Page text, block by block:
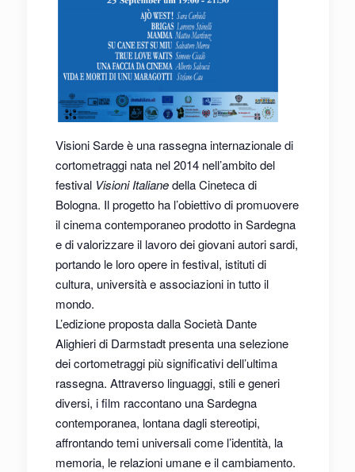
Visioni Sarde è una rassegna internazionale di
cortometraggi nata nel 2014 nell’ambito del
festival Visioni Italianedella Cineteca di
Bologna. Il progetto ha l’obiettivo di promuovere
il cinema contemporaneo prodotto in Sardegna
e di valorizzare il lavoro dei giovani autori sardi,
portando le loro opere in festival, istituti di
cultura, università e associazioni in tutto il
mondo.
L’edizione proposta dalla Società Dante
Alighieri di Darmstadt presenta una selezione
dei cortometraggi più significativi dell’ultima
rassegna. Attraverso linguaggi, stili e generi
diversi, i film raccontano una Sardegna
contemporanea, lontana dagli stereotipi,
affrontando temi universali come l’identità, la
memoria, le relazioni umane e il cambiamento.